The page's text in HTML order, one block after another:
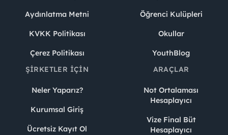
Aydınlatma Metni
KVKK Politikası
Çerez Politikası
Öğrenci Kulüpleri
Okullar
YouthBlog
ŞIRKETLER İÇIN
Neler Yaparız?
Kurumsal Giriş
Ücretsiz Kayıt Ol
ARAÇLAR
Not Ortalaması
Hesaplayıcı
Vize Final Büt
Hesaplayıcı